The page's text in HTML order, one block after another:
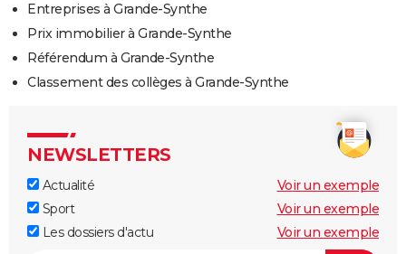
Entreprises à Grande-Synthe
Prix immobilier à Grande-Synthe
Référendum à Grande-Synthe
Classement des collèges à Grande-Synthe
NEWSLETTERS
Actualité
Voir un exemple
Sport
Voir un exemple
Les dossiers d'actu
Voir un exemple